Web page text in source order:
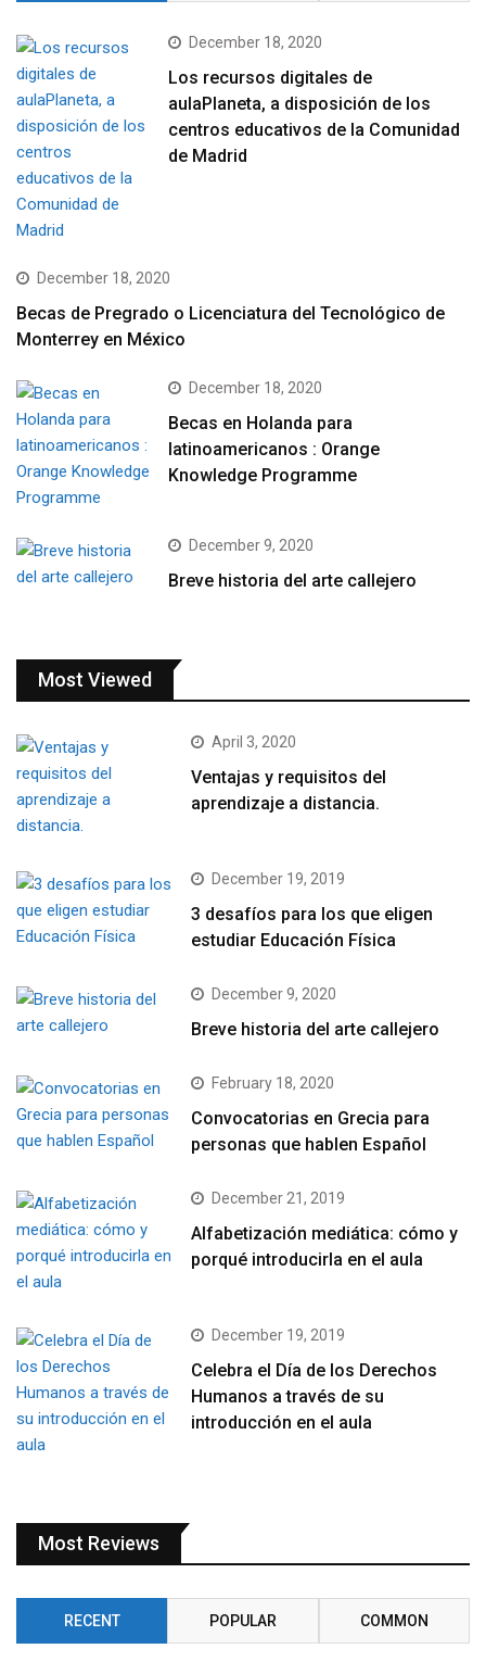
December 18, 2020
Los recursos digitales de
aulaPlaneta, a disposición de los
centros educativos de la Comunidad
de Madrid
December 18, 2020
Becas de Pregrado o Licenciatura del Tecnológico de
Monterrey en México
December 18, 2020
Becas en Holanda para
latinoamericanos : Orange
Knowledge Programme
December 9, 2020
Breve historia del arte callejero
Most Viewed
April 3, 2020
Ventajas y requisitos del
aprendizaje a distancia.
December 19, 2019
3 desafíos para los que eligen
estudiar Educación Física
December 9, 2020
Breve historia del arte callejero
February 18, 2020
Convocatorias en Grecia para
personas que hablen Español
December 21, 2019
Alfabetización mediática: cómo y
porqué introducirla en el aula
December 19, 2019
Celebra el Día de los Derechos
Humanos a través de su
introducción en el aula
Most Reviews
RECENT POPULAR COMMON